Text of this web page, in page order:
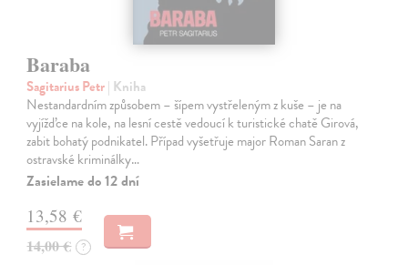
Baraba
Sagitarius Petr| Kniha
Nestandardním způsobem – šípem vystřeleným z kuše – je na
vyjížďce na kole, na lesní cestě vedoucí k turistické chatě Girová,
zabit bohatý podnikatel. Případ vyšetřuje major Roman Saran z
ostravské kriminálky…
Zasielame do 12 dní
13,58 €
14,00 € ?